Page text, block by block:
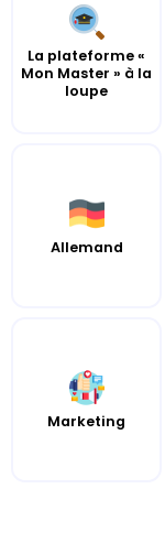
La plateforme «
Mon Master » à la
loupe
Allemand
Marketing